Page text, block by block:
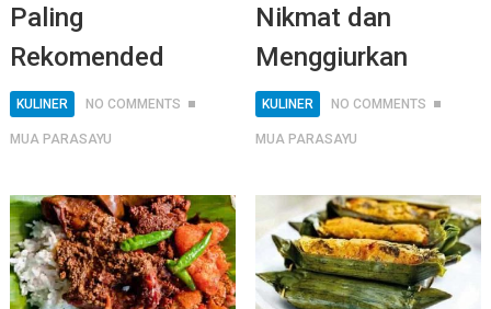
Paling
Rekomended
KULINER NO COMMENTS
MUA PARASAYU
Nikmat dan
Menggiurkan
KULINER NO COMMENTS
MUA PARASAYU